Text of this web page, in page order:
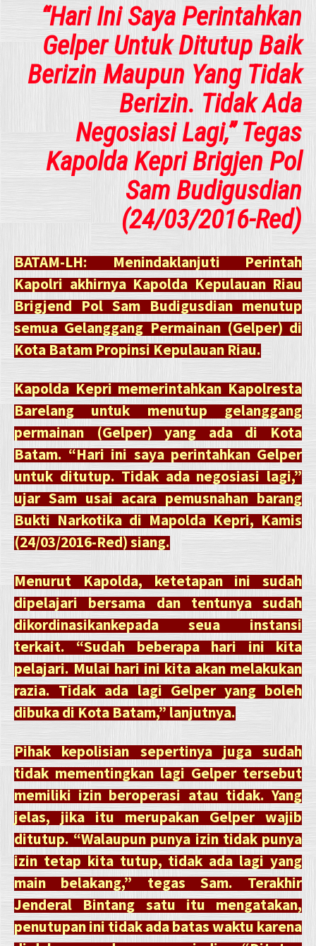
“Hari Ini Saya Perintahkan
Gelper Untuk Ditutup Baik
Berizin Maupun Yang Tidak
Berizin. Tidak Ada
Negosiasi Lagi,” Tegas
Kapolda Kepri Brigjen Pol
Sam Budigusdian
(24/03/2016-Red)
BATAM-LH: Menindaklanjuti Perintah
Kapolri akhirnya Kapolda Kepulauan Riau
Brigjend Pol Sam Budigusdian menutup
semua Gelanggang Permainan (Gelper) di
Kota Batam Propinsi Kepulauan Riau.
Kapolda Kepri memerintahkan Kapolresta
Barelang untuk menutup gelanggang
permainan (Gelper) yang ada di Kota
Batam. “Hari ini saya perintahkan Gelper
untuk ditutup. Tidak ada negosiasi lagi,”
ujar Sam usai acara pemusnahan barang
Bukti Narkotika di Mapolda Kepri, Kamis
(24/03/2016-Red) siang.
Menurut Kapolda, ketetapan ini sudah
dipelajari bersama dan tentunya sudah
dikordinasikankepada seua instansi
terkait.“Sudah beberapa hari ini kita
pelajari. Mulai hari ini kita akan melakukan
razia. Tidak ada lagi Gelper yang boleh
dibuka di Kota Batam,” lanjutnya.
Pihak kepolisian sepertinya juga sudah
tidak mementingkan lagi Gelper tersebut
memiliki izin beroperasi atau tidak. Yang
jelas, jika itu merupakan Gelper wajib
ditutup.“Walaupun punya izin tidak punya
izin tetap kita tutup, tidak ada lagi yang
main belakang,” tegas Sam. Terakhir
Jenderal Bintang satu itu mengatakan,
penutupan ini tidak ada batas waktu karena